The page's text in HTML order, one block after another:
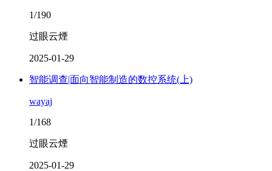
1/190
过眼云煙
2025-01-29
智能调查|面向智能制造的数控系统(上)
wayaj
1/168
过眼云煙
2025-01-29